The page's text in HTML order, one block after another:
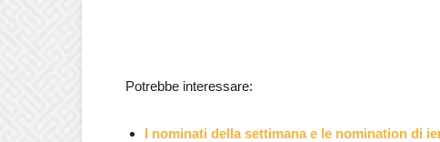
Potrebbe interessare:
I nominati della settimana e le nomination di